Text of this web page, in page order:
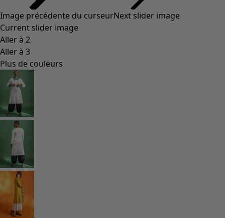
Image précédente du curseurNext slider image
Current slider image
Aller à 2
Aller à 3
Plus de couleurs